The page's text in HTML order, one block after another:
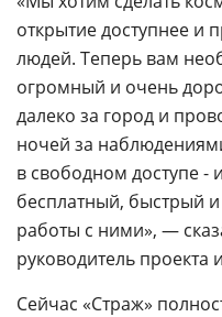
открытие доступнее и
людей. Теперь вам
огромный и очень
далеко за город и
ночей за
в свободном доступе -
бесплатный, быстрый
работы с ними», —
руководитель
Сейчас «Страж»